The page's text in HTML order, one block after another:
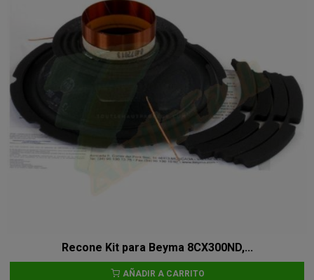
Recone Kit para Beyma 8CX300ND,...
AÑADIR A CARRITO